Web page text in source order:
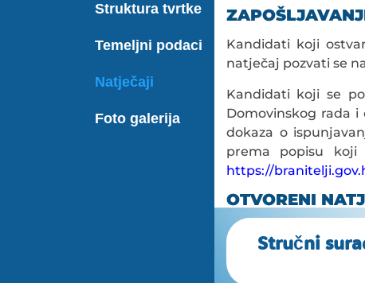
Struktura tvrtke
Temeljni podaci
Natječaji
Foto galerija
Kandidati koji
natječaj pozvati se
Kandidati koji se
Domovinskog rada i
dokaza o
prema popisu koji
https://
OTVORENI
Stručni